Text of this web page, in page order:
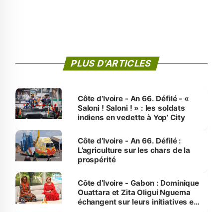
PLUS D'ARTICLES
Côte d’Ivoire - An 66. Défilé - «
Saloni ! Saloni ! » : les soldats
indiens en vedette à Yop’ City
Côte d’Ivoire - An 66. Défilé :
L’agriculture sur les chars de la
prospérité
Côte d’Ivoire - Gabon : Dominique
Ouattara et Zita Oligui Nguema
échangent sur leurs initiatives en